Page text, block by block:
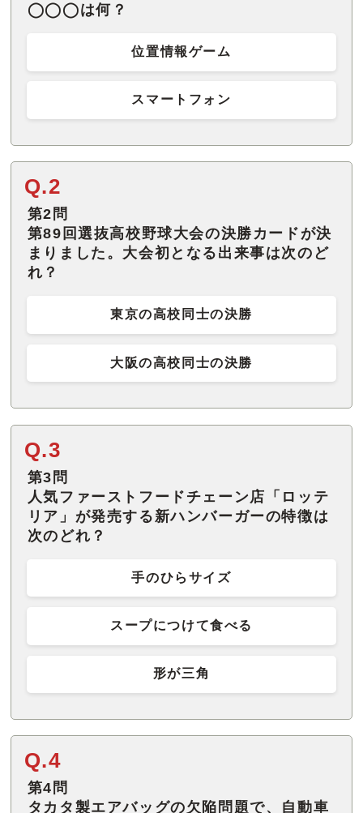
◯◯◯は何？
位置情報ゲーム
スマートフォン
Q.2
第2問
第89回選抜高校野球大会の決勝カードが決
まりました。大会初となる出来事は次のど
れ？
東京の高校同士の決勝
大阪の高校同士の決勝
Q.3
第3問
人気ファーストフードチェーン店「ロッテ
リア」が発売する新ハンバーガーの特徴は
次のどれ？
手のひらサイズ
スープにつけて食べる
形が三角
Q.4
第4問
タカタ製エアバッグの欠陥問題で、自動車